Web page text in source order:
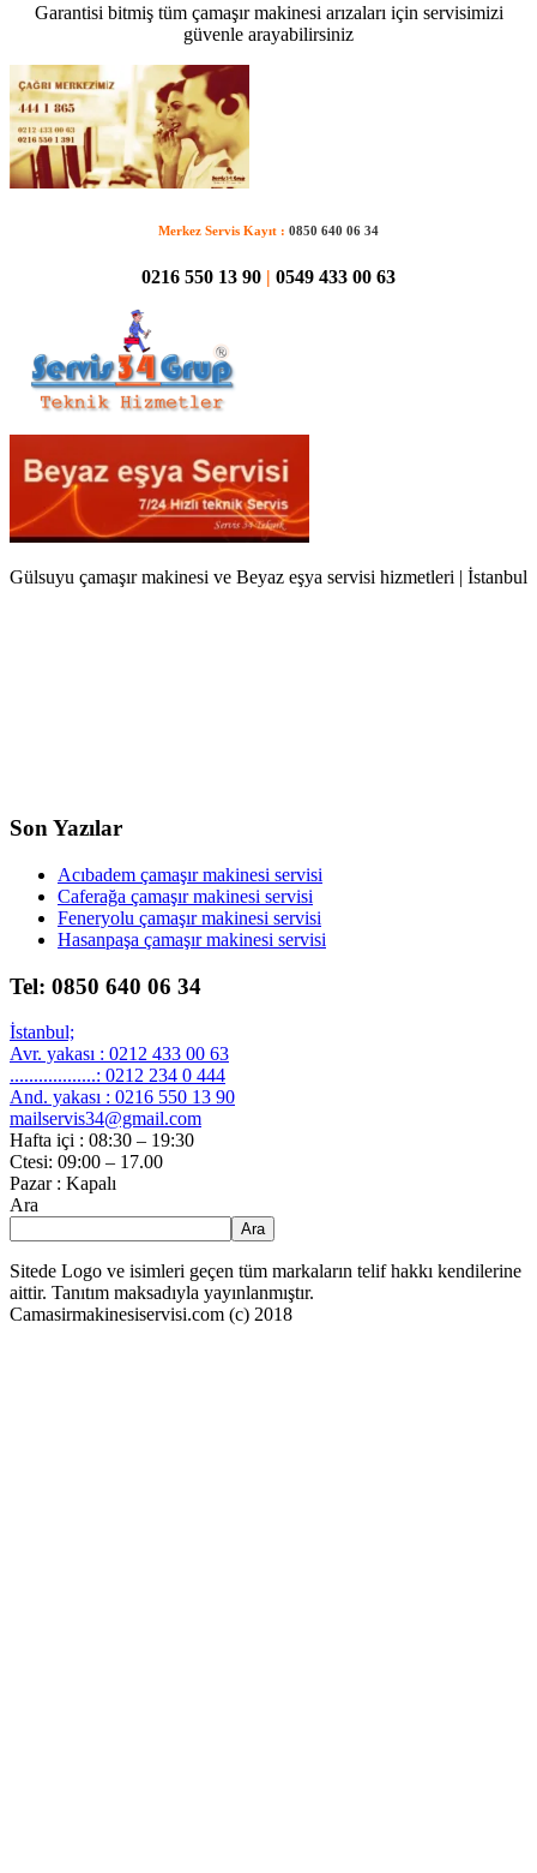
Garantisi bitmiş tüm çamaşır makinesi arızaları için servisimizi
güvenle arayabilirsiniz
Merkez Servis Kayıt : 0850 640 06 34
0216 550 13 90 0549 433 00 63
Gülsuyu çamaşır makinesi ve Beyaz eşya servisi hizmetleri | İstanbul
Son Yazılar
Acıbadem çamaşır makinesi servisi
Caferağa çamaşır makinesi servisi
Feneryolu çamaşır makinesi servisi
Hasanpaşa çamaşır makinesi servisi
Tel: 0850 640 06 34
İstanbul;
Avr. yakası : 0212 433 00 63
..................: 0212 234 0 444
And. yakası : 0216 550 13 90
mailservis34@gmail.com
Hafta içi : 08:30 – 19:30
Ctesi: 09:00 – 17.00
Pazar : Kapalı
Ara
Ara
Sitede Logo ve isimleri geçen tüm markaların telif hakkı kendilerine
aittir. Tanıtım maksadıyla yayınlanmıştır.
Camasirmakinesiservisi.com (c) 2018